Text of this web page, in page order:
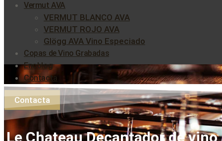
Vermut AVA
VERMUT BLANCO AVA
VERMUT ROJO AVA
Glögg AVA Vino Especiado
Copas de Vino Grabadas
Enoblog
Contacta
Contacta
Le Chateau Decantador de vino